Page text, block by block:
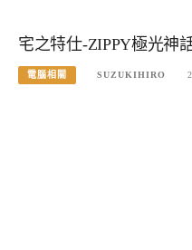
宅之特仕-ZIPPY極光神
電腦相關 SUZUKIHIRO